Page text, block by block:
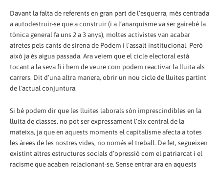
Davant la falta de referents en gran part de l’esquerra, més centrada
a autodestruir-se que a construir (i a l’anarquisme va ser gairebé la
tònica general fa uns 2 a 3 anys), moltes activistes van acabar
atretes pels cants de sirena de Podem i l’assalt institucional. Però
això ja és aigua passada. Ara veiem que el cicle electoral està
tocant a la seva fi i hem de veure com podem reactivar la lluita als
carrers. Dit d’una altra manera, obrir un nou cicle de lluites partint
de l’actual conjuntura.
Si bé podem dir que les lluites laborals són imprescindibles en la
lluita de classes, no pot ser expressament l’eix central de la
mateixa, ja que en aquests moments el capitalisme afecta a totes
les àrees de les nostres vides, no només el treball. De fet, segueixen
existint altres estructures socials d’opressió com el patriarcat i el
racisme que acaben relacionant-se. Sense entrar ara en aquests